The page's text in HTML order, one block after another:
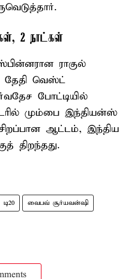
2 நாட்கள்
ராகுல்
வெஸ்ட்
போட்டியில்
மும்பை இந்தியன்ஸ்
ஆட்டம், இந்திய
திறந்தது.
டி20 வைபவ் சூர்யவன்ஷி